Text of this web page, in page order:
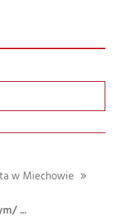
w Miechowie
...